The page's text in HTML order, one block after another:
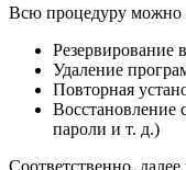
Всю процедуру можно
Резервирование
Удаление
Повторная
Восстановление
пароли и т. д.)
Соответственно,